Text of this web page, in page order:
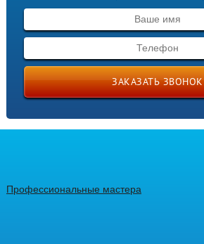
ЗАКАЗАТЬ ЗВОНОК
Профессиональные мастера